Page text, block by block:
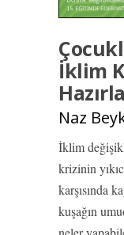
İklim
Naz
İklim
krizinin
karşısında
kuşağın